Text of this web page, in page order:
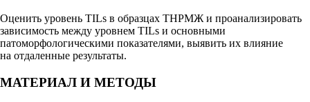
Оценить уровень TILs в образцах ТНРМЖ и проанализировать
зависимость между уровнем TILs и основными
патоморфологическими показателями, выявить их влияние
на отдаленные результаты.
МАТЕРИАЛ И МЕТОДЫ